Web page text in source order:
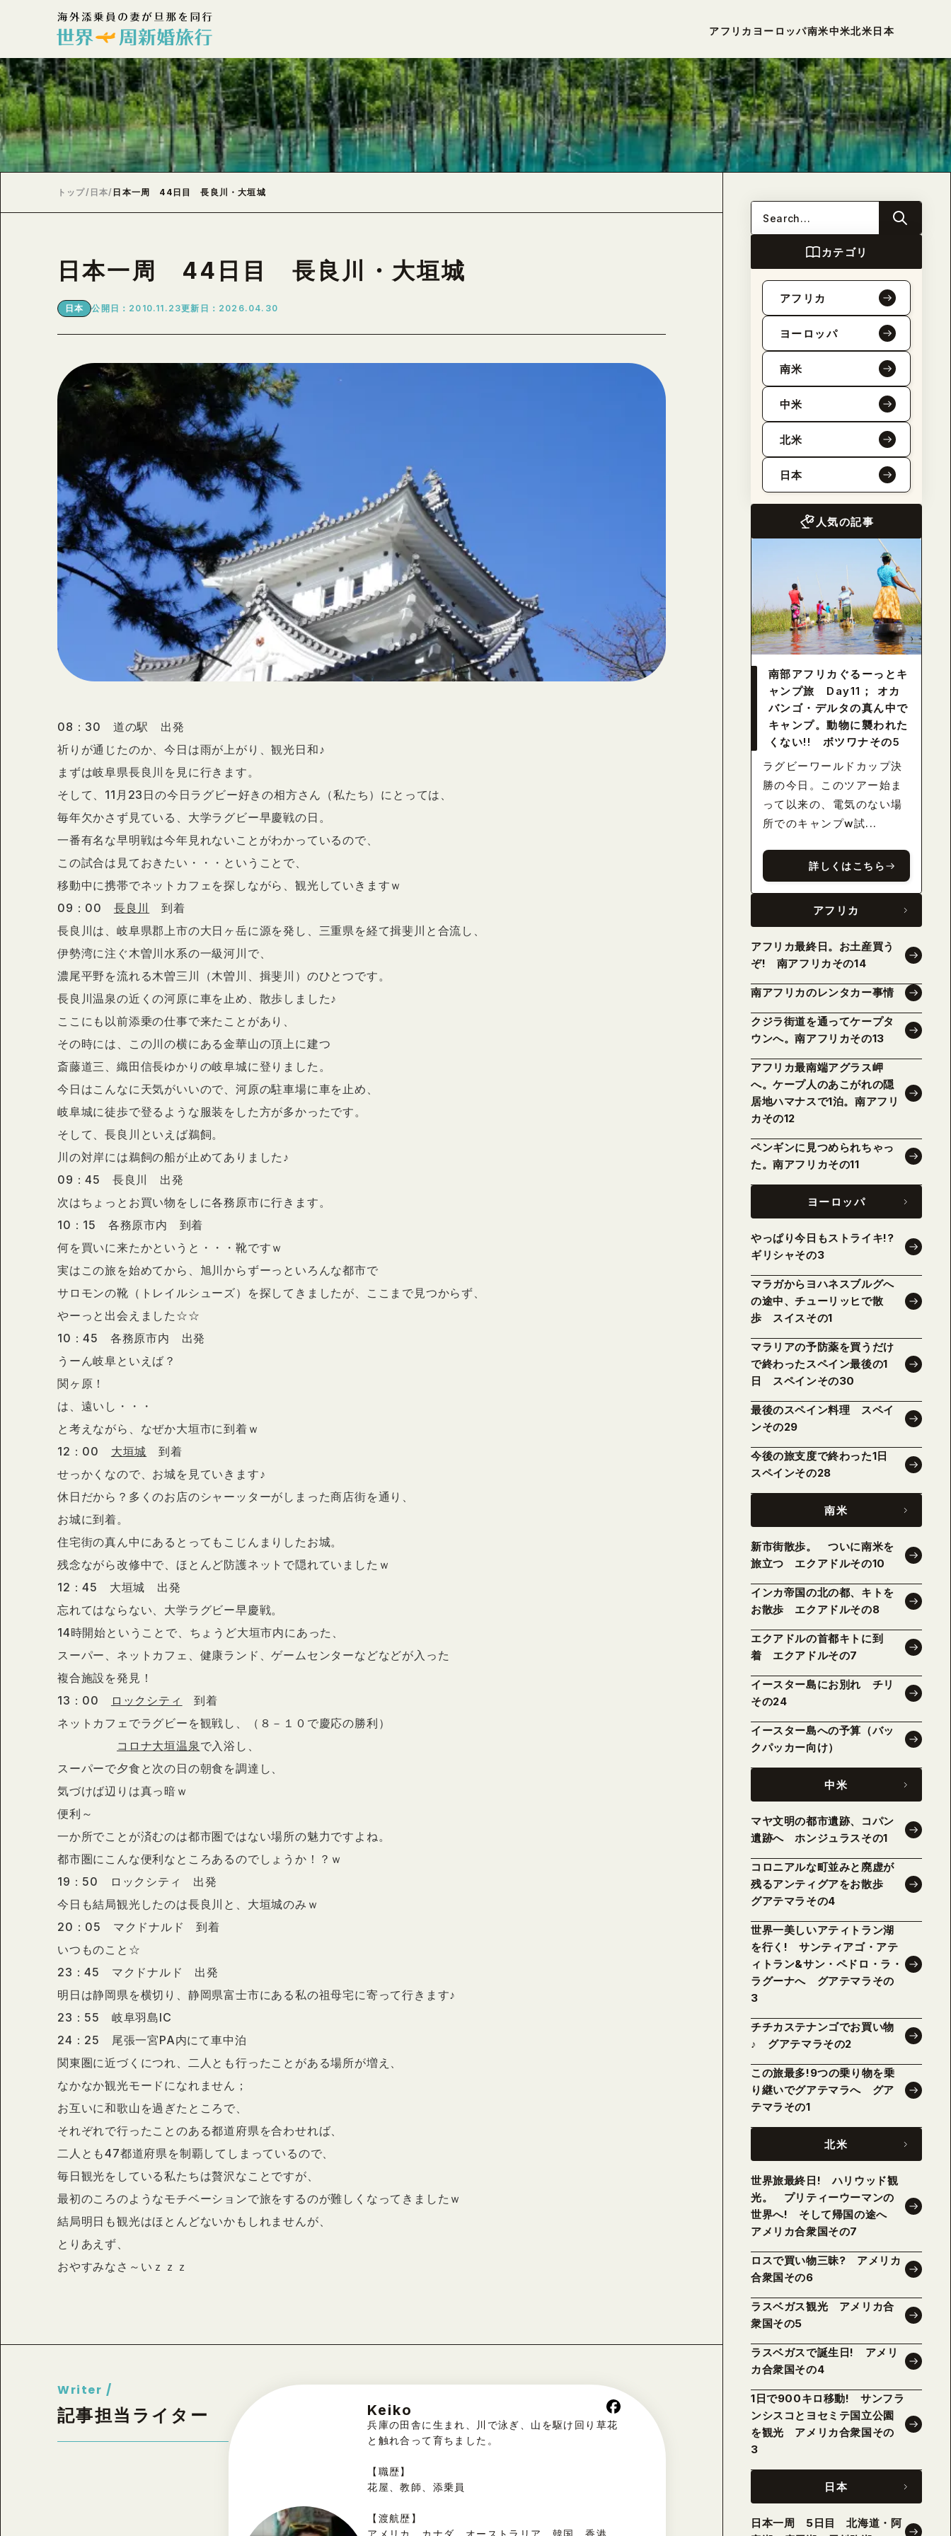
アフリカ ヨーロッパ南米中米北米日本
トップ/ 日本/ 日本一周 44日目 長良川・大垣城
日本一周 44日目 長良川・大垣城
日本 公開日：2010.11.23更新日：2026.04.30
08：30 道の駅 出発
祈りが通じたのか、今日は雨が上がり、観光日和♪
まずは岐阜県長良川を見に行きます。
そして、11月23日の今日ラグビー好きの相方さん（私たち）にとっては、
毎年欠かさず見ている、大学ラグビー早慶戦の日。
一番有名な早明戦は今年見れないことがわかっているので、
この試合は見ておきたい・・・ということで、
移動中に携帯でネットカフェを探しながら、観光していきますｗ
09：00 長良川
到着
長良川は、岐阜県郡上市の大日ヶ岳に源を発し、三重県を経て揖斐川と合流し、
伊勢湾に注ぐ木曽川水系の一級河川で、
濃尾平野を流れる木曽三川（木曽川、揖斐川）のひとつです。
長良川温泉の近くの河原に車を止め、散歩しました♪
ここにも以前添乗の仕事で来たことがあり、
その時には、この川の横にある金華山の頂上に建つ
斎藤道三、織田信長ゆかりの岐阜城に登りました。
今日はこんなに天気がいいので、河原の駐車場に車を止め、
岐阜城に徒歩で登るような服装をした方が多かったです。
そして、長良川といえば鵜飼。
川の対岸には鵜飼の船が止めてありました♪
09：45 長良川 出発
次はちょっとお買い物をしに各務原市に行きます。
10：15 各務原市内 到着
何を買いに来たかというと・・・靴ですｗ
実はこの旅を始めてから、旭川からずーっといろんな都市で
サロモンの靴（トレイルシューズ）を探してきましたが、ここまで見つからず、
やーっと出会えました☆☆
10：45 各務原市内 出発
うーん岐阜といえば？
関ヶ原！
は、遠いし・・・
と考えながら、なぜか大垣市に到着ｗ
12：00 大垣城 到着
せっかくなので、お城を見ていきます♪
休日だから？多くのお店のシャーッターがしまった商店街を通り、
お城に到着。
住宅街の真ん中にあるとってもこじんまりしたお城。
残念ながら改修中で、ほとんど防護ネットで隠れていましたｗ
12：45 大垣城 出発
忘れてはならない、大学ラグビー早慶戦。
14時開始ということで、ちょうど大垣市内にあった、
スーパー、ネットカフェ、健康ランド、ゲームセンターなどなどが入った
複合施設を発見！
13：00
ロックシティ
到着
ネットカフェでラグビーを観戦し、（８－１０で慶応の勝利）
コロナ大垣温泉 で入浴し、
スーパーで夕食と次の日の朝食を調達し、
気づけば辺りは真っ暗ｗ
便利～
一か所でことが済むのは都市圏ではない場所の魅力ですよね。
都市圏にこんな便利なところあるのでしょうか！？ｗ
19：50 ロックシティ 出発
今日も結局観光したのは長良川と、大垣城のみｗ
20：05 マクドナルド 到着
いつものこと☆
23：45 マクドナルド 出発
明日は静岡県を横切り、静岡県富士市にある私の祖母宅に寄って行きます♪
23：55 岐阜羽島IC
24：25 尾張一宮PA内にて車中泊
関東圏に近づくにつれ、二人とも行ったことがある場所が増え、
なかなか観光モードになれません；
お互いに和歌山を過ぎたところで、
それぞれで行ったことのある都道府県を合わせれば、
二人とも47都道府県を制覇してしまっているので、
毎日観光をしている私たちは贅沢なことですが、
最初のころのようなモチベーションで旅をするのが難しくなってきましたｗ
結局明日も観光はほとんどないかもしれませんが、
とりあえず、
おやすみなさ～いｚｚｚ
Writer /
記事担当ライター Keiko
兵庫の田舎に生まれ、川で泳ぎ、山を駆け回り草花
と触れ合って育ちました。
【職歴】
花屋、教師、添乗員
【渡航歴】
アメリカ、カナダ、オーストラリア、韓国、香港、
カテゴリ
アフリカ
ヨーロッパ
南米
中米
北米
日本
人気の記事
南部アフリカぐるーっとキ
ャンプ旅 Day11； オカ
バンゴ・デルタの真ん中で
キャンプ。動物に襲われた
くない!! ボツワナその5
ラグビーワールドカップ決
勝の今日。このツアー始ま
って以来の、電気のない場
所でのキャンプw試...
詳しくはこちら
アフリカ
アフリカ最終日。お土産買う
ぞ! 南アフリカその14
南アフリカのレンタカー事情
クジラ街道を通ってケープタ
ウンへ。南アフリカその13
アフリカ最南端アグラス岬
へ。ケープ人のあこがれの隠
居地ハマナスで1泊。南アフリ
カその12
ペンギンに見つめられちゃっ
た。南アフリカその11
ヨーロッパ
やっぱり今日もストライキ!?
ギリシャその3
マラガからヨハネスブルグへ
の途中、チューリッヒで散
歩 スイスその1
マラリアの予防薬を買うだけ
で終わったスペイン最後の1
日 スペインその30
最後のスペイン料理 スペイ
ンその29
今後の旅支度で終わった1日
スペインその28
南米
新市街散歩。 ついに南米を
旅立つ エクアドルその10
インカ帝国の北の都、キトを
お散歩 エクアドルその8
エクアドルの首都キトに到
着 エクアドルその7
イースター島にお別れ チリ
その24
イースター島への予算（バッ
クパッカー向け）
中米
マヤ文明の都市遺跡、コパン
遺跡へ ホンジュラスその1
コロニアルな町並みと廃虚が
残るアンティグアをお散歩
グアテマラその4
世界一美しいアティトラン湖
を行く! サンティアゴ・アテ
ィトラン&サン・ペドロ・ラ・
ラグーナへ グアテマラその
3
チチカステナンゴでお買い物
♪ グアテマラその2
この旅最多!9つの乗り物を乗
り継いでグアテマラへ グア
テマラその1
北米
世界旅最終日! ハリウッド観
光。 プリティーウーマンの
世界へ! そして帰国の途へ
アメリカ合衆国その7
ロスで買い物三昧? アメリカ
合衆国その6
ラスベガス観光 アメリカ合
衆国その5
ラスベガスで誕生日! アメリ
カ合衆国その4
1日で900キロ移動! サンフラ
ンシスコとヨセミテ国立公園
を観光 アメリカ合衆国その
3
日本
日本一周 5日目 北海道・阿